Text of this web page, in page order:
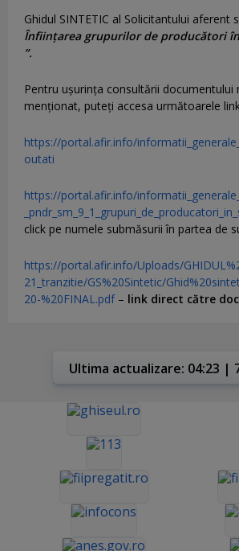
Ghidul SINTETIC al Solicitantului aferent
Înființarea grupurilor de producători
”.
Pentru uşurinţa consultării documentului
menţionat, puteţi accesa următoarele
https://portal.afir.info/
outati
https://portal.afir.info/
click pe numele submăsurii în partea de
https://portal.afir.info/Uploads/
21_tranzitie/GS%20Sintetic/
20-%20FINAL.pdf– link direct către
Ultima actualizare: 04:23 |